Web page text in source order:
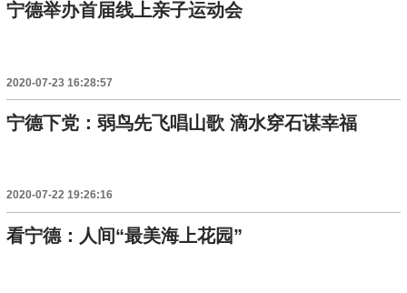
宁德举办首届线上亲子运动会
2020-07-23 16:28:57
宁德下党：弱鸟先飞唱山歌 滴水穿石谋幸福
2020-07-22 19:26:16
看宁德：人间“最美海上花园”